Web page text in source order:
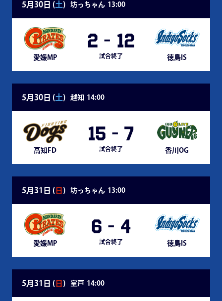
5月30日 (土) 坊っちゃん 13:00
愛媛MP
2 - 12
試合終了 徳島IS
5月30日 (土) 越知 14:00
高知FD
15 - 7
試合終了 香川OG
5月31日 ( 日 ) 坊っちゃん 13:00
愛媛MP
6 - 4
試合終了 徳島IS
5月31日 ( 日 ) 室戸 14:00